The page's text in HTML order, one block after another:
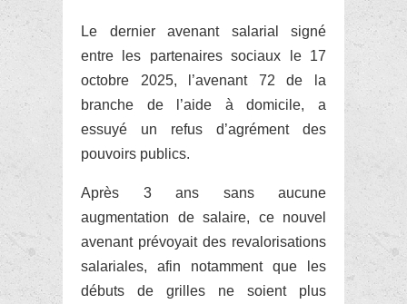
Le dernier avenant salarial signé
entre les partenaires sociaux le 17
octobre 2025, l’avenant 72 de la
branche de l’aide à domicile, a
essuyé un refus d’agrément des
pouvoirs publics.
Après 3 ans sans aucune
augmentation de salaire, ce nouvel
avenant prévoyait des revalorisations
salariales, afin notamment que les
débuts de grilles ne soient plus